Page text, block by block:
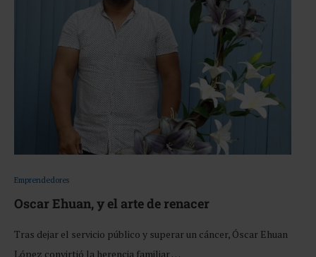
Emprendedores
Oscar Ehuan, y el arte de renacer
Tras dejar el servicio público y superar un cáncer, Óscar Ehuan
López convirtió la herencia familiar …